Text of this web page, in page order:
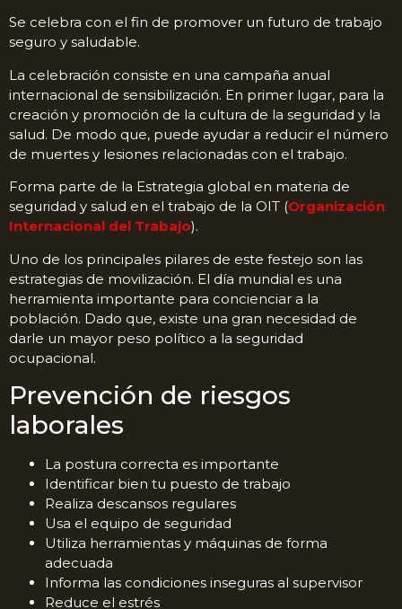
Se celebra con el fin de promover un futuro de trabajo
seguro y saludable.
La celebración consiste en una campaña anual
internacional de sensibilización. En primer lugar, para la
creación y promoción de la cultura de la seguridad y la
salud. De modo que, puede ayudar a reducir el número
de muertes y lesiones relacionadas con el trabajo.
Forma parte de la Estrategia global en materia de
seguridad y salud en el trabajo de la OIT (Organización
Internacional del Trabajo).
Uno de los principales pilares de este festejo son las
estrategias de movilización. El día mundial es una
herramienta importante para concienciar a la
población. Dado que, existe una gran necesidad de
darle un mayor peso político a la seguridad
ocupacional.
Prevención de riesgos
laborales
La postura correcta es importante
Identificar bien tu puesto de trabajo
Realiza descansos regulares
Usa el equipo de seguridad
Utiliza herramientas y máquinas de forma
adecuada
Informa las condiciones inseguras al supervisor
Reduce el estrés